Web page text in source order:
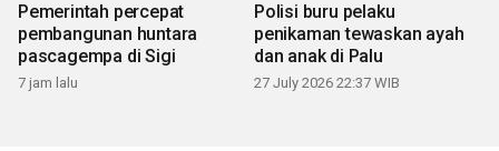
Pemerintah percepat
pembangunan huntara
pascagempa di Sigi
7 jam lalu
Polisi buru pelaku
penikaman tewaskan ayah
dan anak di Palu
27 July 2026 22:37 WIB